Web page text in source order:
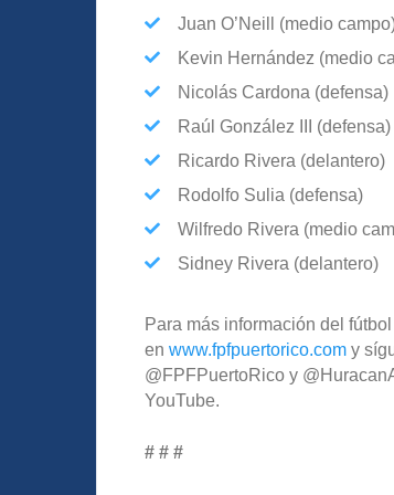
Juan O’Neill (medio
Kevin Hernández (medio
Nicolás Cardona (defensa)
Raúl González III (defensa)
Ricardo Rivera (delantero)
Rodolfo Sulia (defensa)
Wilfredo Rivera (medio
Sidney Rivera (delantero)
Para más información del
en www.fpfpuertorico.com y
@FPFPuertoRico y
YouTube.
# # #